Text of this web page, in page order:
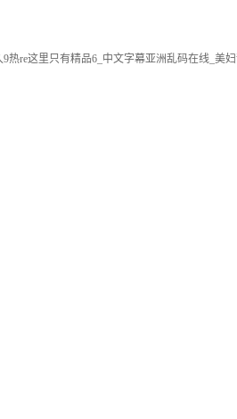
热re这里只有精品6_中文字幕亚洲乱码在线_美